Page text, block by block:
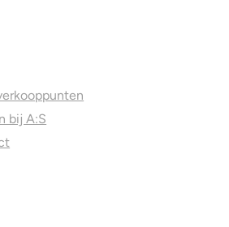
bij A:S